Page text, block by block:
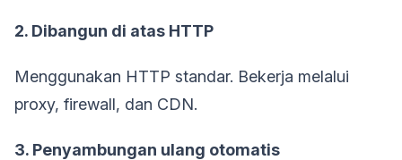
2. Dibangun di atas HTTP
Menggunakan HTTP standar. Bekerja melalui
proxy, firewall, dan CDN.
3. Penyambungan ulang otomatis